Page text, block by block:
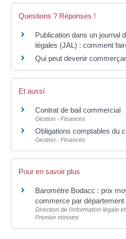
Questions ? Réponses !
Publication dans un journal
légales (JAL) : comment
Qui peut devenir
Et aussi
Contrat de bail commercial
Gestion - Finances
Obligations comptables du
Gestion - Finances
Pour en savoir plus
Baromètre Bodacc : prix
commerce par département
Direction de l'information légale
Premier ministre